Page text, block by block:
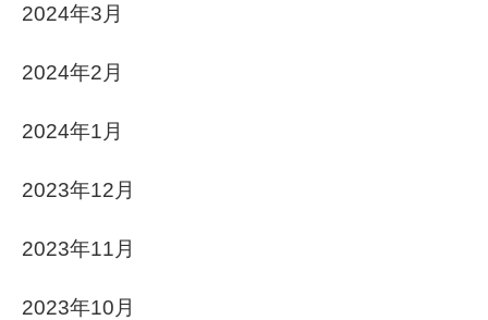
2024年3月
2024年2月
2024年1月
2023年12月
2023年11月
2023年10月